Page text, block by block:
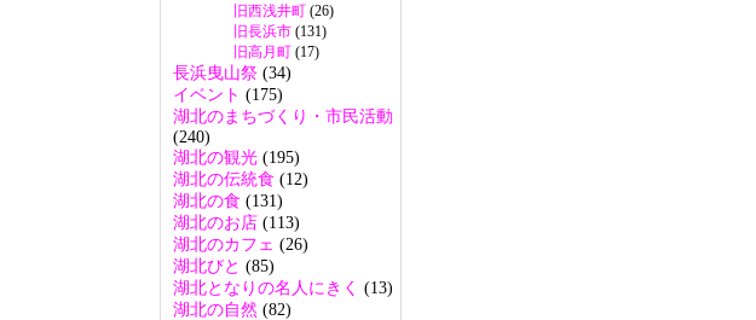
旧西浅井町 (26)
旧長浜市 (131)
旧高月町 (17)
長浜曳山祭 (34)
イベント (175)
湖北のまちづくり・市民活動
(240)
湖北の観光 (195)
湖北の伝統食 (12)
湖北の食 (131)
湖北のお店 (113)
湖北のカフェ (26)
湖北びと (85)
湖北となりの名人にきく (13)
湖北の自然 (82)